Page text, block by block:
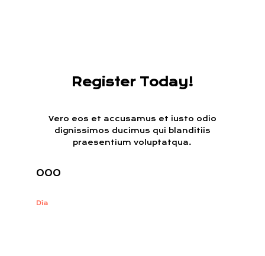
Register Today!
Vero eos et accusamus et iusto odio
dignissimos ducimus qui blanditiis
praesentium voluptatqua.
000
Día